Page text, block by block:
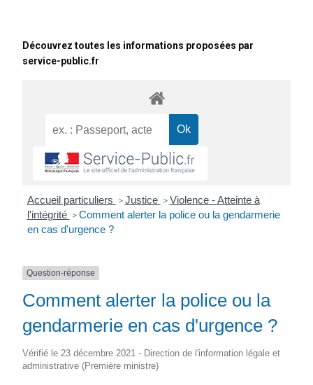
Découvrez toutes les informations proposées par
service-public.fr
Accueil particuliers > Justice > Violence - Atteinte à
l'intégrité > Comment alerter la police ou la gendarmerie
en cas d'urgence ?
Question-réponse
Comment alerter la police ou la
gendarmerie en cas d'urgence ?
Vérifié le 23 décembre 2021 - Direction de l'information légale et
administrative (Première ministre)